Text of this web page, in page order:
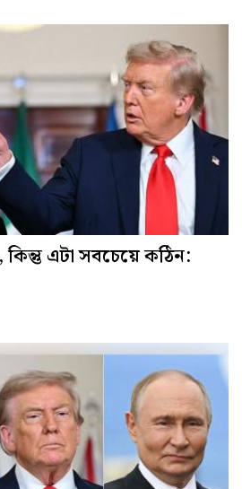
কিন্তু এটা সবচেয়ে কঠিন: